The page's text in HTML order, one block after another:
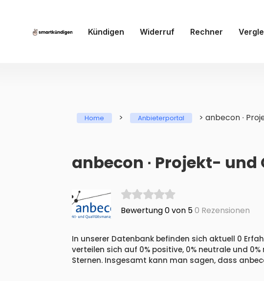
Kündigen Widerruf Rechner
Home > Anbieterportal > anbecon ∙
anbecon ∙ Projekt-
Bewertung 0 von 50 Rezensionen
In unserer Datenbank befinden sich aktuell 0
verteilen sich auf 0% positive, 0% neutrale und
Sternen. Insgesamt kann man sagen, dass